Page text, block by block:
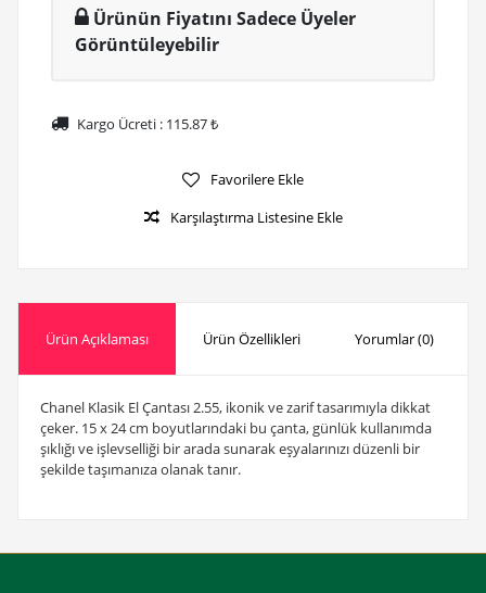
Ürünün Fiyatını Sadece Üyeler
Görüntüleyebilir
Kargo Ücreti : 115.87₺
Favorilere Ekle
Karşılaştırma Listesine Ekle
Ürün Açıklaması Ürün Özellikleri Yorumlar (0)
Chanel Klasik El Çantası 2.55, ikonik ve zarif tasarımıyla dikkat
çeker. 15 x 24 cm boyutlarındaki bu çanta, günlük kullanımda
şıklığı ve işlevselliği bir arada sunarak eşyalarınızı düzenli bir
şekilde taşımanıza olanak tanır.